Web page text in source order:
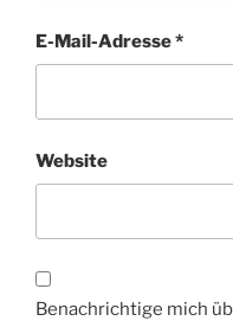
E-Mail-Adresse*
Website
Benachrichtige mich